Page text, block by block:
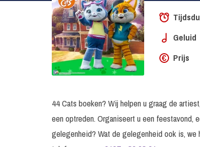
Geluid
Prijs
44 Cats boeken? Wij helpen u graag de
een optreden. Organiseert u een feestavond,
gelegenheid? Wat de gelegenheid ook is, we